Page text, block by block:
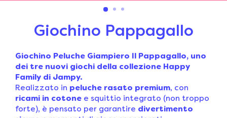
Giochino Pappagallo
Giochino Peluche Giampiero Il Pappagallo, uno
dei tre nuovi giochi della collezione Happy
Family di Jampy.
Realizzato in peluche rasato premium, con
ricami in cotone e squittio integrato (non troppo
forte), è pensato per garantire divertimento